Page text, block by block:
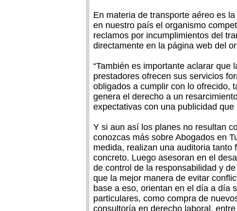
En materia de transporte aéreo es
en nuestro país el organismo
reclamos por incumplimientos del
directamente en la página web del
“También es importante aclarar
prestadores ofrecen sus servicios
obligados a cumplir con lo ofrecido,
genera el derecho a un
expectativas con una publicidad
Y si aun así los planes no resultan
conozcas más sobre Abogados en
medida, realizan una auditoria
concreto. Luego asesoran en el
de control de la responsabilidad y
que la mejor manera de evitar
base a eso, orientan en el día a día
particulares, como compra de
consultoría en derecho laboral,